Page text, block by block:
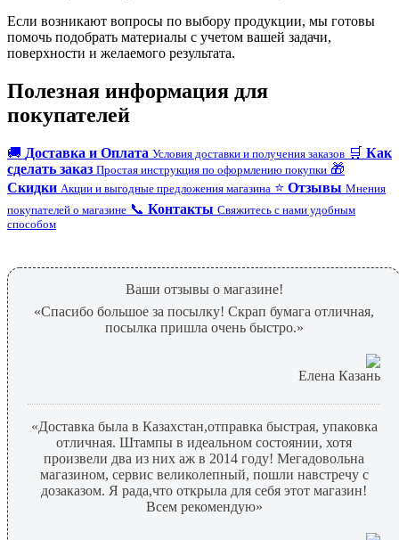
Если возникают вопросы по выбору продукции, мы готовы
помочь подобрать материалы с учетом вашей задачи,
поверхности и желаемого результата.
Полезная информация для
покупателей
🚚 Доставка и Оплата Условия доставки и получения заказов 🛒 Как
сделать заказ Простая инструкция по оформлению покупки 🎁
Скидки Акции и выгодные предложения магазина ⭐ Отзывы Мнения
покупателей о магазине 📞 Контакты Свяжитесь с нами удобным
способом
Ваши отзывы о магазине!
«Спасибо большое за посылку! Скрап бумага отличная,
посылка пришла очень быстро.»
Елена Казань
«Доставка была в Казахстан,отправка быстрая, упаковка
отличная. Штампы в идеальном состоянии, хотя
произвели два из них аж в 2014 году! Мегадовольна
магазином, сервис великолепный, пошли навстречу с
дозаказом. Я рада,что открыла для себя этот магазин!
Всем рекомендую»